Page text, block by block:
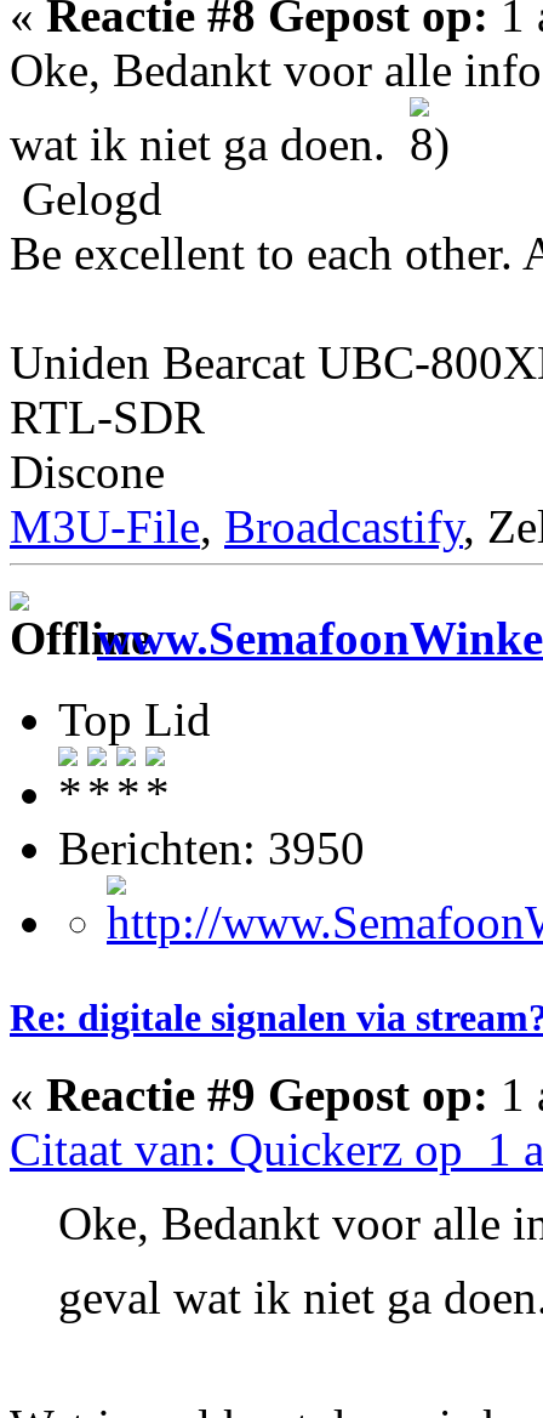
« Reactie #8 Gepost op: 1
Oke, Bedankt voor alle
wat ik niet ga doen.
Gelogd
Be excellent to each other.
Uniden Bearcat UBC-
RTL-SDR
Discone
M3U-File, Broadcastify,
Top Lid
Berichten: 3950
Re: digitale signalen via
« Reactie #9 Gepost op: 1
Citaat van: Quickerz op 1
Oke, Bedankt voor alle
geval wat ik niet ga